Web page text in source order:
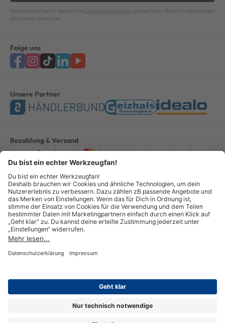
Hiermit bestätige ich, dass ich die Datenschutzerklärung gelesen habe. Meine Einwilligung kann
ich jederzeit widerrufen.
Folge uns
Unsere Partner
Bezahlung & Versand
ImpressumAGBDatenschutzWiderruf Vertrag widerrufen
Alle Preise verstehen sich inkl. ges. MwSt. *Kostenloser Versand innerhalb
Deutschlands, bei Bestellungen ab 100,00 Euro.
© Copyright 2026 GOTOOLS GmbH - Alle Rechte vorbehalten. powered by
createyourtemplate